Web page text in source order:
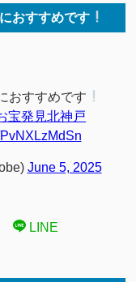
おすすめです
おすすめです
宝発見北神戸
June 5, 2025
LINE